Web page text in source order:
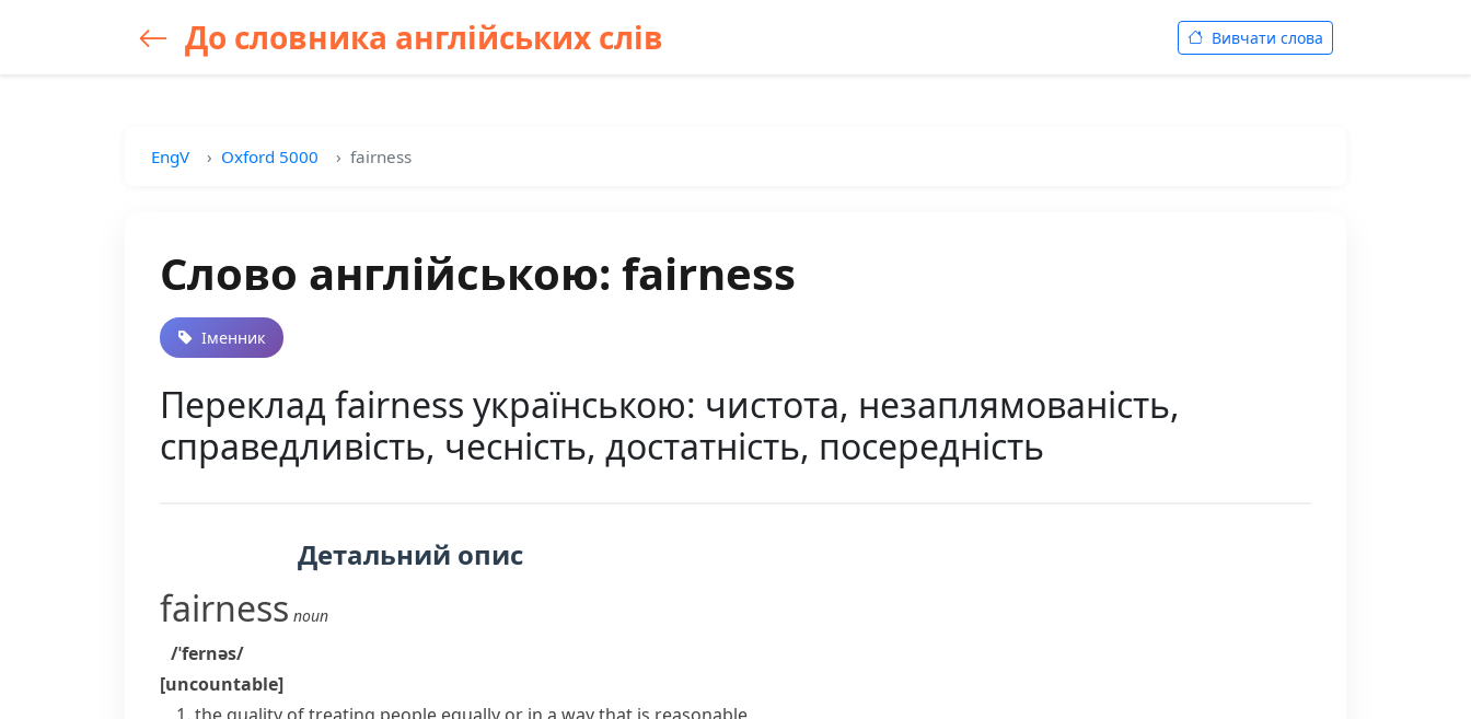
До словника англійських слів Вивчати слова
EngV Oxford 5000 fairness
Слово англійською: fairness
Іменник
Переклад fairness українською: чистота, незаплямованість,
справедливість, чесність, достатність, посередність
Детальний опис
fairness noun
/ˈfernəs/
[uncountable]